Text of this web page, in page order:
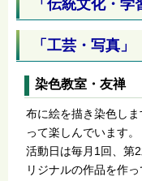
「伝統文化・学
「工芸・写真」
染色教室・友禅
布に絵を描き染色し
って楽しんでいます。
活動日は毎月1回、第
リジナルの作品を作っ